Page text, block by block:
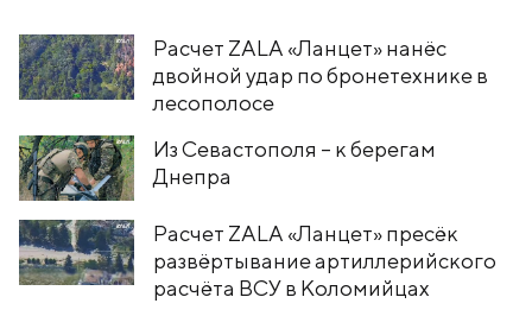
Расчет ZALA «Ланцет» нанёс
двойной удар по бронетехнике в
лесополосе
Из Севастополя – к берегам
Днепра
Расчет ZALA «Ланцет» пресёк
развёртывание артиллерийского
расчёта ВСУ в Коломийцах